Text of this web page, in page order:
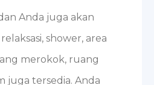
Anda juga akan
shower, area
merokok, ruang
juga tersedia. Anda